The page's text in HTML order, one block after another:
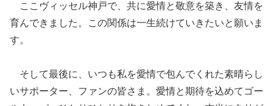
ここヴィッセル神戸で、共に愛情と敬意を築き、友情を
育んできました。この関係は一生続けていきたいと願いま
す。
そして最後に、いつも私を愛情で包んでくれた素晴らし
いサポーター、ファンの皆さま。愛情と期待を込めてゴー